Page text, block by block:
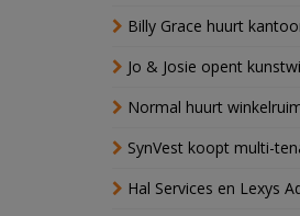
Billy Grace huurt
Jo & Josie opent
Normal huurt
SynVest koopt multi-
Hal Services en Lexys